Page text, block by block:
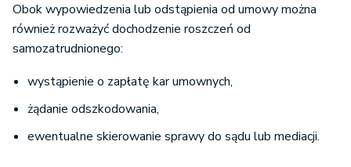
Obok wypowiedzenia lub odstąpienia od umowy można
również rozważyć dochodzenie roszczeń od
samozatrudnionego:
wystąpienie o zapłatę kar umownych,
żądanie odszkodowania,
ewentualne skierowanie sprawy do sądu lub mediacji.